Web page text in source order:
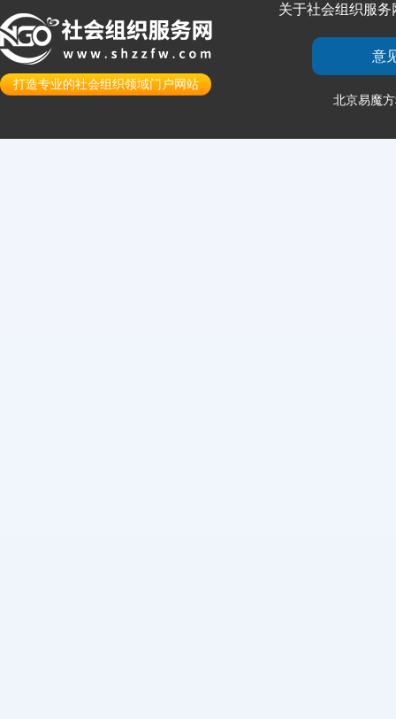
打造专业的社会组织领域门户网站
关于社会组织服务
意
北京易魔